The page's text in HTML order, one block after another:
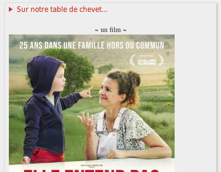
Sur notre table de chevet...
~ un film ~